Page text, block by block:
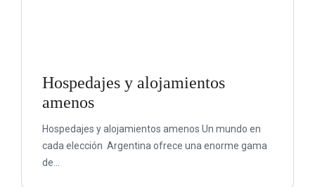
Hospedajes y alojamientos
amenos
Hospedajes y alojamientos amenos Un mundo en
cada elección Argentina ofrece una enorme gama
de...